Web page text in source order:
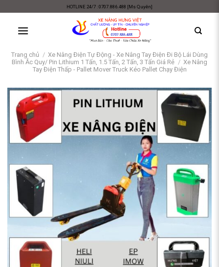
content
HOTLINE 24/7 : 0707.886.488 [Ms Quyên]
Trang chủ / Xe Nâng Điện Tự Động - Xe Nâng Tay Điện Đi Bộ Lái Dùng
Bình Ắc Quy/ Pin Lithium 1 Tấn, 1.5 Tấn, 2 Tấn, 3 Tấn Giá Rẻ / Xe Nâng
Tay Điện Thấp - Pallet Mover Truck Kéo Pallet Chạy Điện